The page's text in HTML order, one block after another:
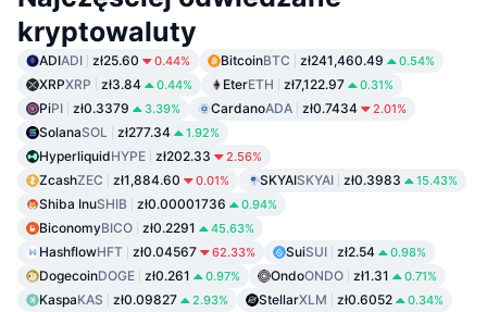
kryptowaluty
ADIADI zł25.60 0.44% BitcoinBTC zł241,460.49 0.54%
XRPXRP zł3.84 0.44% EterETH zł7,122.97 0.31%
PiPI zł0.3379 3.39% CardanoADA zł0.7434 2.01%
SolanaSOL zł277.34 1.92%
HyperliquidHYPE zł202.33 2.56%
ZcashZEC zł1,884.60 0.01% SKYAISKYAI zł0.3983 15.43%
Shiba InuSHIB zł0.00001736 0.94%
BiconomyBICO zł0.2291 45.63%
HashflowHFT zł0.04567 62.33% SuiSUI zł2.54 0.98%
DogecoinDOGE zł0.261 0.97% OndoONDO zł1.31 0.71%
KaspaKAS zł0.09827 2.93% StellarXLM zł0.6052 0.34%